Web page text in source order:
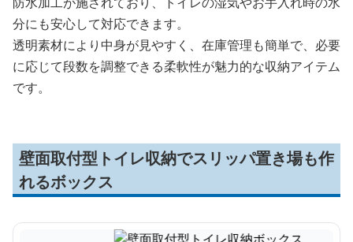
分にも安心して対応できます。
透明素材により中身が見やすく、在庫管理も簡単で、必要
に応じて段数を調整できる柔軟性が魅力的な収納アイテム
です。
壁面取付型トイレ収納でスリッパ置き場も作
れるボックス